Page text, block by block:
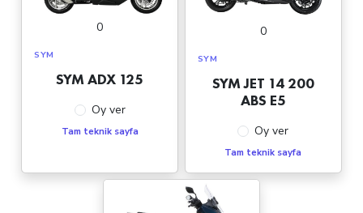
0
SYM
SYM ADX 125
Oy ver
Tam teknik sayfa
0
SYM
SYM JET 14 200
ABS E5
Oy ver
Tam teknik sayfa